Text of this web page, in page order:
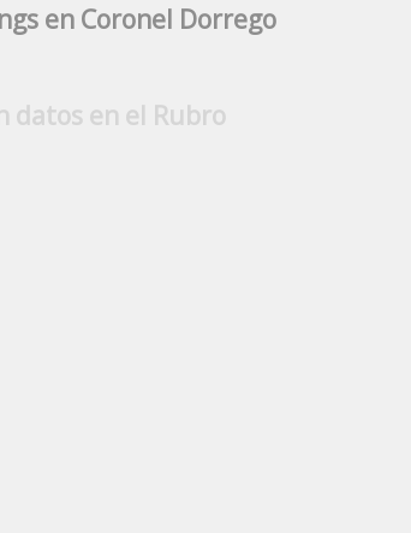
en Coronel Dorrego
datos en el Rubro